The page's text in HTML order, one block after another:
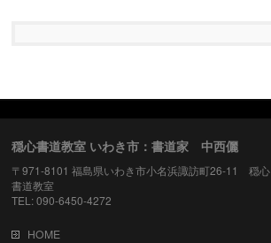
穏心書道教室 いわき市：書道家 中西儷
〒971-8101 福島県いわき市小名浜諏訪町26-11 穏心
書道教室
TEL: 090-6450-4272
HOME